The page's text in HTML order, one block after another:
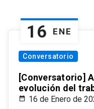
16 ENE
Conversatorio
[Conversatorio]
evolución del
16 de Enero de